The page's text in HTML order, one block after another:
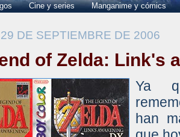
Cine y series Manganime y cómics
DE SEPTIEMBRE DE 2006
of Zelda: Link's
Ya
han